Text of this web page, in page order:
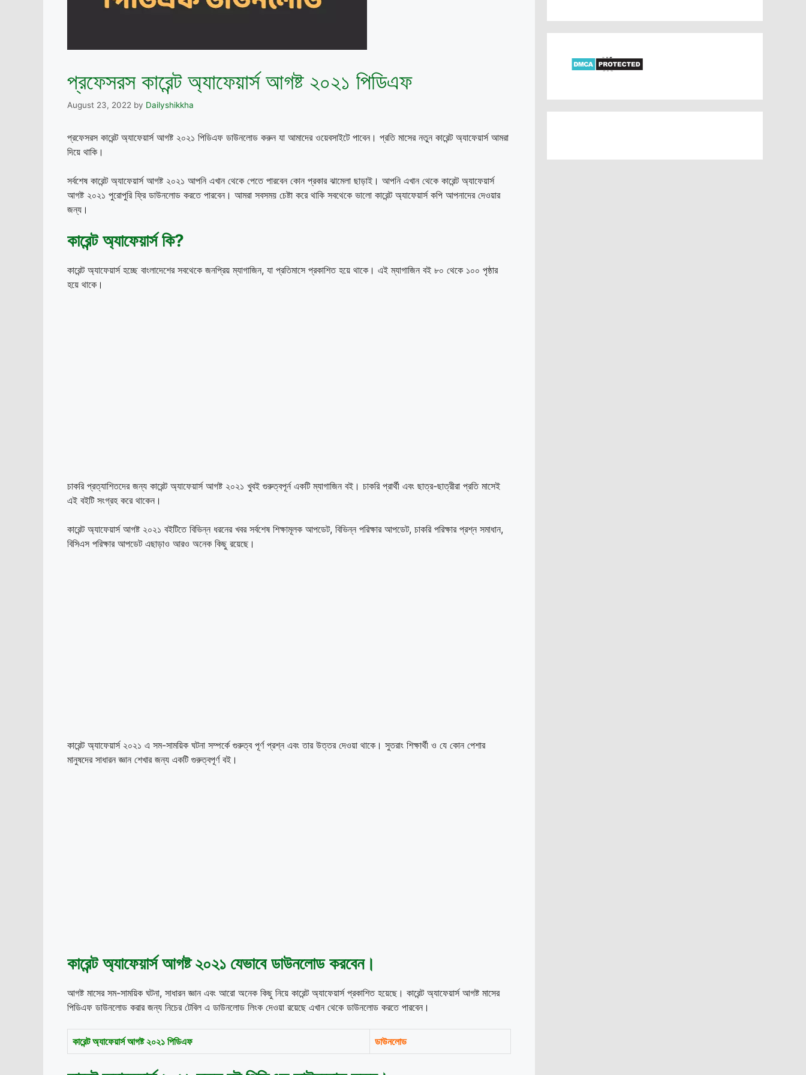
প্রফেসরস কারেন্ট অ্যাফেয়ার্স আগষ্ট ২০২১ পিডিএফ
August 23, 2022 by Dailyshikkha
প্রফেসরস কারেন্ট অ্যাফেয়ার্স আগষ্ট ২০২১ পিডিএফ ডাউনলোড করুন যা আমাদের ওয়েবসাইটে পাবেন। প্রতি মাসের নতুন কারেন্ট অ্যাফেয়ার্স আমরা
দিয়ে থাকি।
সর্বশেষ কারেন্ট অ্যাফেয়ার্স আগষ্ট ২০২১ আপনি এখান থেকে পেতে পারবেন কোন প্রকার ঝামেলা ছাড়াই। আপনি এখান থেকে কারেন্ট অ্যাফেয়ার্স
আগষ্ট ২০২১ পুরোপুরি ফ্রি ডাউনলোড করতে পারবেন। আমরা সবসময় চেষ্টা করে থাকি সবথেকে ভালো কারেন্ট অ্যাফেয়ার্স কপি আপনাদের দেওয়ার
জন্য।
কারেন্ট অ্যাফেয়ার্স কি?
কারেন্ট অ্যাফেয়ার্স হচ্ছে বাংলাদেশের সবথেকে জনপ্রিয় ম্যাগাজিন, যা প্রতিমাসে প্রকাশিত হয়ে থাকে। এই ম্যাগাজিন বই ৮০ থেকে ১০০ পৃষ্ঠার
হয়ে থাকে।
চাকরি প্রত্যাশিতদের জন্য কারেন্ট অ্যাফেয়ার্স আগষ্ট ২০২১ খুবই গুরুত্বপূর্ন একটি ম্যাগাজিন বই। চাকরি প্রার্থী এবং ছাত্র-ছাত্রীরা প্রতি মাসেই
এই বইটি সংগ্রহ করে থাকেন।
কারেন্ট অ্যাফেয়ার্স আগষ্ট ২০২১ বইটিতে বিভিন্ন ধরনের খবর সর্বশেষ শিক্ষামূলক আপডেট, বিভিন্ন পরিক্ষার আপডেট, চাকরি পরিক্ষার প্রশ্ন সমাধান,
বিসিএস পরিক্ষার আপডেট এছাড়াও আরও অনেক কিছু রয়েছে।
কারেন্ট অ্যাফেয়ার্স ২০২১ এ সম-সাময়িক ঘটনা সম্পর্কে গুরুত্ব পূর্ণ প্রশ্ন এবং তার উত্তর দেওয়া থাকে। সুতরাং শিক্ষার্থী ও যে কোন পেশার
মানুষদের সাধারন জ্ঞান শেখার জন্য একটি গুরুত্বপূর্ণ বই।
কারেন্ট অ্যাফেয়ার্স আগষ্ট ২০২১ যেভাবে ডাউনলোড করবেন।
আগষ্ট মাসের সম-সাময়িক ঘটনা, সাধারন জ্ঞান এবং আরো অনেক কিছু নিয়ে কারেন্ট অ্যাফেয়ার্স প্রকাশিত হয়েছে। কারেন্ট অ্যাফেয়ার্স আগষ্ট মাসের
পিডিএফ ডাউনলোড করার জন্য নিচের টেবিল এ ডাউনলোড লিংক দেওয়া রয়েছে এখান থেকে ডাউনলোড করতে পারবেন।
কারেন্ট অ্যাফেয়ার্স আগষ্ট ২০২১ পিডিএফ ডাউনলোড